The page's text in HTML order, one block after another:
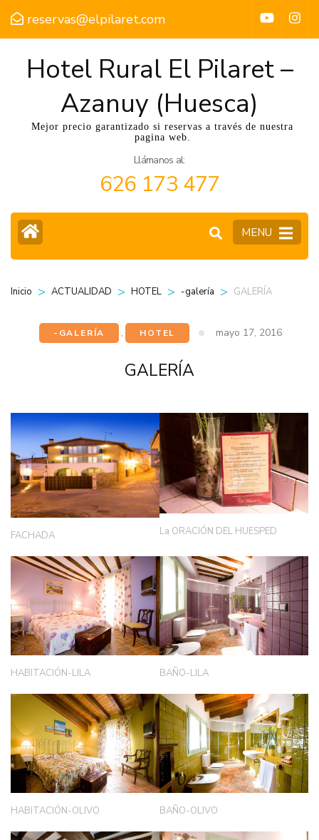
reservas@elpilaret.com
Hotel Rural El Pilaret –
Azanuy (Huesca)
Mejor precio garantizado si reservas a través de nuestra
pagina web.
Llámanos al:
626 173 477
MENU
Inicio > ACTUALIDAD > HOTEL > -galería > GALERÍA
-GALERÍA , HOTEL mayo 17, 2016
GALERÍA
FACHADA La ORACIÓN DEL HUESPED
HABITACIÓN-LILA BAÑO-LILA
HABITACIÓN-OLIVO BAÑO-OLIVO